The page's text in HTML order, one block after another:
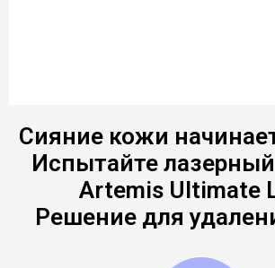
Сияние кожи
Испытайте
Artemis Ultimate
Решение для